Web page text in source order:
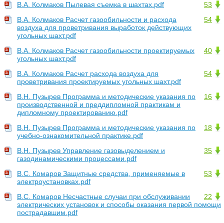
53
В.А. Колмаков Пылевая съемка в шахтах.pdf
54
В.А. Колмаков Расчет газообильности и расхода
воздуха для проветривания выработок действующих
угольных шахт.pdf
40
В.А. Колмаков Расчет газообильности проектируемых
угольных шахт.pdf
54
В.А. Колмаков Расчет расхода воздуха для
проветривания проектируемых угольных шахт.pdf
16
В.Н. Пузырев Программа и методические указания по
производственной и преддипломной практикам и
дипломному проектированию.pdf
18
В.Н. Пузырев Программа и методические указания по
учебно-ознакомительной практике.pdf
35
В.Н. Пузырев Управление газовыделением и
газодинамическими процессами.pdf
53
В.С. Комаров Защитные средства, применяемые в
электроустановках.pdf
22
В.С. Комаров Несчастные случаи при обслуживании
электрических установок и способы оказания первой помощи
пострадавшим.pdf